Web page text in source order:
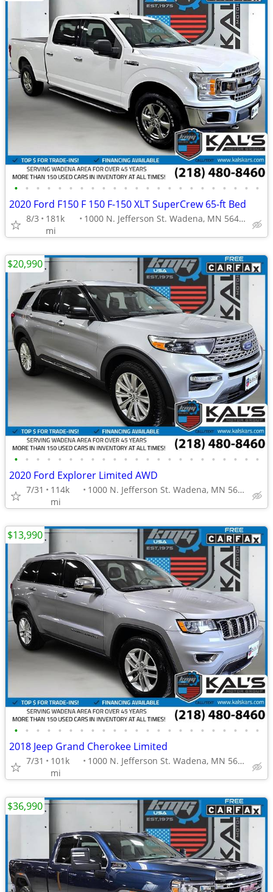
• • • • • • • • • • • • • • • • • • • • • • •
2020 Ford F150 F 150 F-150 XLT SuperCrew 65-ft Bed
8/3
181k
mi
1000 N. Jefferson St. Wadena, MN 56482
• • • • • • • • • • • • • • • • • • • • • • •
2020 Ford Explorer Limited AWD
7/31
114k
mi
1000 N. Jefferson St. Wadena, MN 56482
$20,990
• • • • • • • • • • • • • • • • • • • • • • •
2018 Jeep Grand Cherokee Limited
7/31
101k
mi
1000 N. Jefferson St. Wadena, MN 56482
$13,990
$36,990